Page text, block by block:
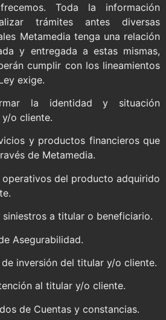
Toda la información
trámites antes diversas
Metamedia tenga una relación
y entregada a estas mismas,
cumplir con los lineamientos
exige.
la identidad y situación
o cliente.
y productos financieros que
de Metamedia.
operativos del producto adquirido
siniestros a titular o beneficiario.
Asegurabilidad.
inversión del titular y/o cliente.
al titular y/o cliente.
de Cuentas y constancias.